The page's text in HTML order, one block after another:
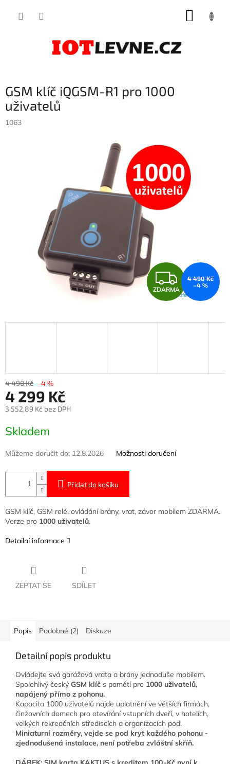
GSM klíč iQGSM-R1 pro 1000
uživatelů
1063
Z
D
A
ZDARMA
4 490 Kč
–4 %
4 490 Kč –4 %
4 299 Kč
3 552,89 Kč bez DPH
cena:
Skladem
Můžeme doručit do: 12.8.2026 Možnosti doručení
Přidat do košíku
GSM klíč, GSM relé, ovládání brány, vrat, závor mobilem ZDARMA.
Verze pro 1000 uživatelů.
Detailní informace
ZEPTAT SE SDÍLET
Popis Podobné (2) Diskuze
Detailní popis produktu
Ovládejte svá garážová vrata a brány jednoduše mobilem.
Spolehlivý český GSM klíč s pamětí pro 1000 uživatelů,
napájený přímo z pohonu.
Kapacita 1000 uživatelů najde uplatnění ve větších firmách,
činžovních domech pro otevírání vstupních dveří, v hotelích,
velkých rekreačních střediscích a organizacích pod.
Miniaturní rozměry, vejde se pod kryt každého pohonu -
zjednodušená instalace, není potřeba zvláštní skříň.